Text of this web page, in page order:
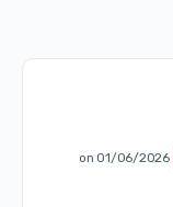
on 01/06/2026